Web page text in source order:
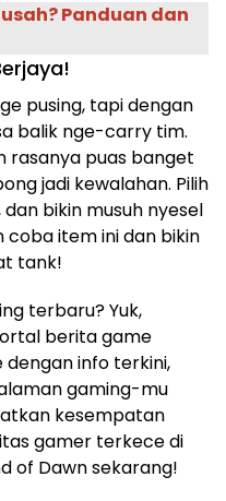
Panduan dan
pusing, tapi dengan
balik nge-carry tim.
rasanya puas banget
jadi kewalahan. Pilih
bikin musuh nyesel
coba item ini dan bikin
tank!
terbaru? Yuk,
berita game
dengan info terkini,
gaming-mu
kesempatan
gamer terkece di
of Dawn sekarang!